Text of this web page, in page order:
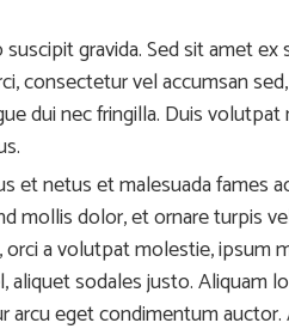
gravida. Sed sit amet
consectetur vel accumsan
dui nec fringilla. Duis
netus et malesuada fames
mollis dolor, et ornare turpis
a volutpat molestie,
aliquet sodales justo. Aliquam
eget condimentum